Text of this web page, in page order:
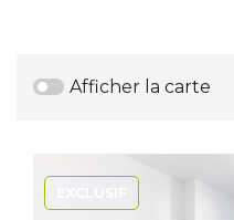
Afficher la carte